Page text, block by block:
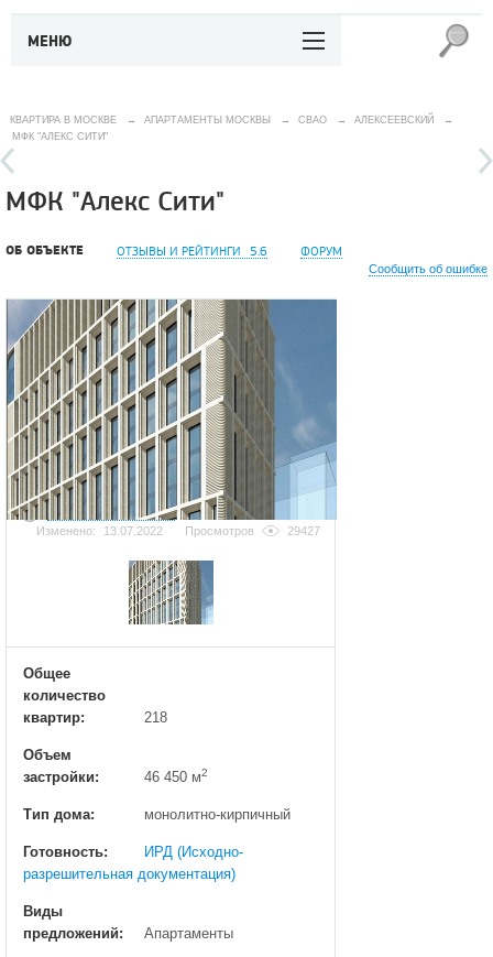
МЕНЮ
КВАРТИРА В МОСКВЕ → АПАРТАМЕНТЫ МОСКВЫ → СВАО → АЛЕКСЕЕВСКИЙ
→
МФК "АЛЕКС СИТИ"
МФК "Алекс Сити"
ОБ ОБЪЕКТЕ ОТЗЫВЫ И РЕЙТИНГИ 5.6 ФОРУМ
Сообщить об ошибке
Добавить фотографию
Изменено:
13.07.2022 Просмотров 29427
Общее
количество
квартир:
218
Объем
застройки:
46 450 м2
Тип дома: монолитно-кирпичный
Готовность:
ИРД (Исходно-
разрешительная документация)
Виды
предложений:
Апартаменты